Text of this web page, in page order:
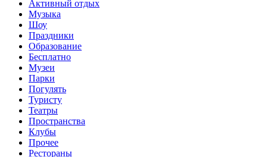
Активный отдых
Музыка
Шоу
Праздники
Образование
Бесплатно
Музеи
Парки
Погулять
Туристу
Театры
Пространства
Клубы
Прочее
Рестораны